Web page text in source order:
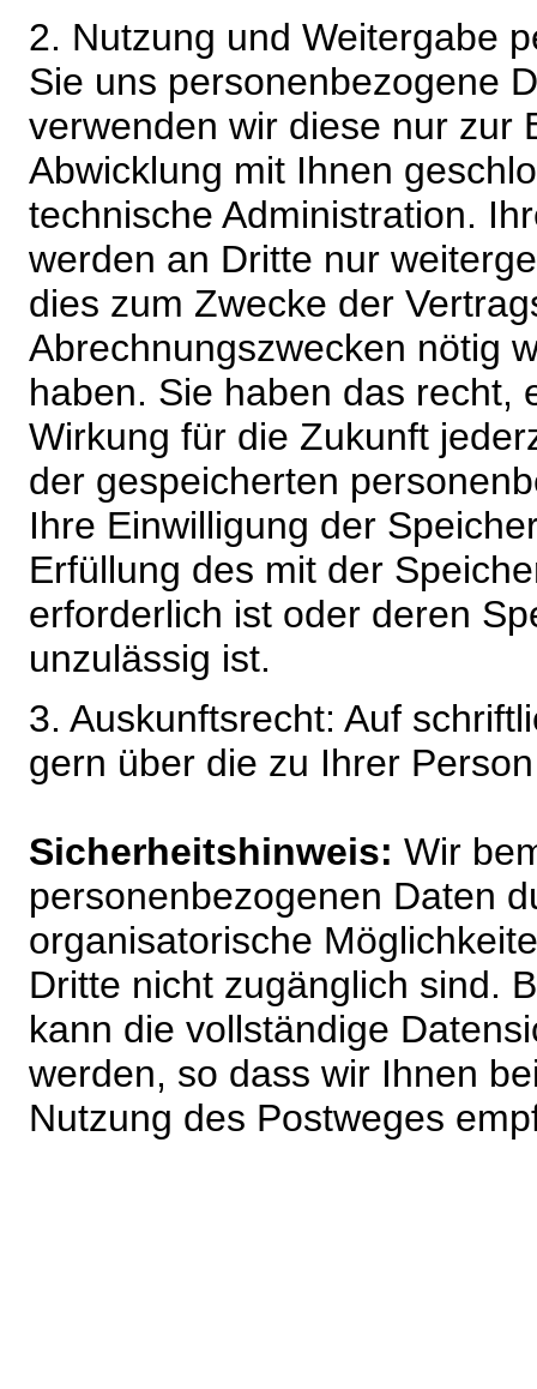
2. Nutzung und Weitergabe
Sie uns personenbezogene
verwenden wir diese nur zur
Abwicklung mit Ihnen
technische Administration.
werden an Dritte nur
dies zum Zwecke der
Abrechnungszwecken nötig
haben. Sie haben das recht,
Wirkung für die Zukunft
der gespeicherten
Ihre Einwilligung der
Erfüllung des mit der
erforderlich ist oder deren
unzulässig ist.
3. Auskunftsrecht: Auf
gern über die zu Ihrer
Sicherheitshinweis: Wir
personenbezogenen Daten
organisatorische
Dritte nicht zugänglich sind.
kann die vollständige
werden, so dass wir Ihnen
Nutzung des Postweges